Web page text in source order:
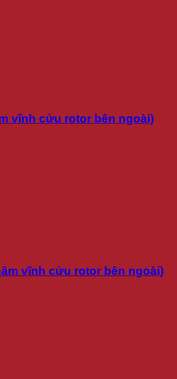
vĩnh cửu rotor bên ngoài)
vĩnh cửu rotor bên ngoài)